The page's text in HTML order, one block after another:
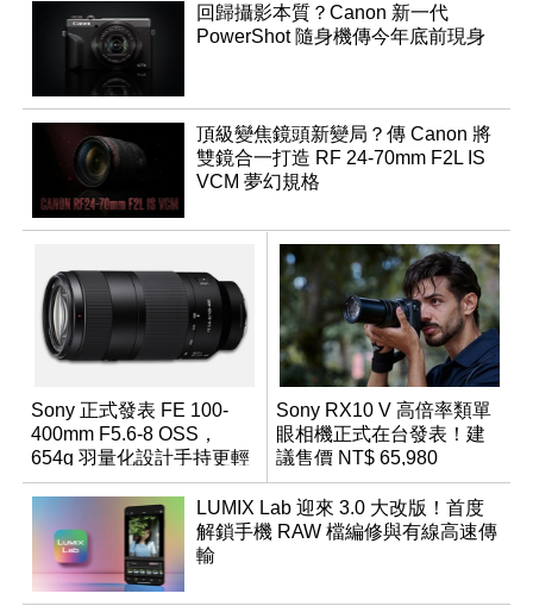
回歸攝影本質？Canon 新一代
PowerShot 隨身機傳今年底前現身
頂級變焦鏡頭新變局？傳 Canon 將
雙鏡合一打造 RF 24-70mm F2L IS
VCM 夢幻規格
Sony 正式發表 FE 100-
400mm F5.6-8 OSS，
654g 羽量化設計手持更輕
鬆
Sony RX10 V 高倍率類單
眼相機正式在台發表！建
議售價 NT$ 65,980
LUMIX Lab 迎來 3.0 大改版！首度
解鎖手機 RAW 檔編修與有線高速傳
輸